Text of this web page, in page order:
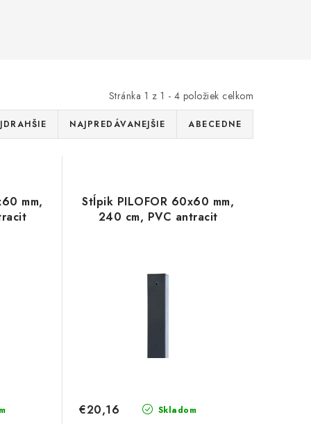
Stránka 1 z 1 - 4 položiek celkom
NAJPREDÁVANEJŠIE ABECEDNE
mm,
Stĺpik PILOFOR 60x60 mm,
240 cm, PVC antracit
Skladom
€20,16